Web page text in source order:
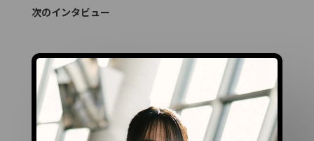
次のインタビュー